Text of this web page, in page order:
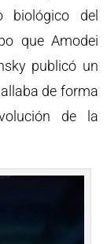
biológico del
que Amodei
publicó un
de forma
de la